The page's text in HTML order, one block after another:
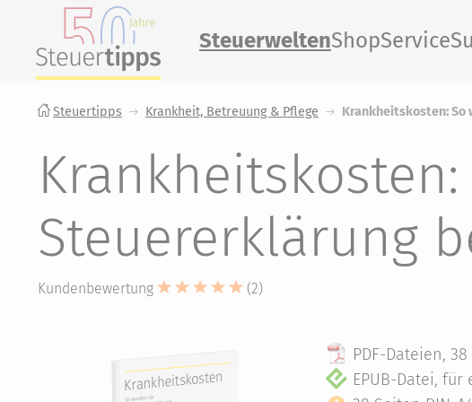
SteuerweltenShopService
Steuertipps Krankheit, Betreuung & Pflege Krankheitskosten:
Steuererklärung
Kundenbewertung (2)
PDF-Dateien,
EPUB-Datei, für